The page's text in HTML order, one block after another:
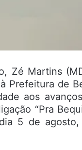
Zé Martins
Prefeitura de
aos
“Pra
5 de